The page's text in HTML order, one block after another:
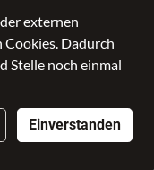
externen
Dadurch
Stelle noch einmal
Einverstanden